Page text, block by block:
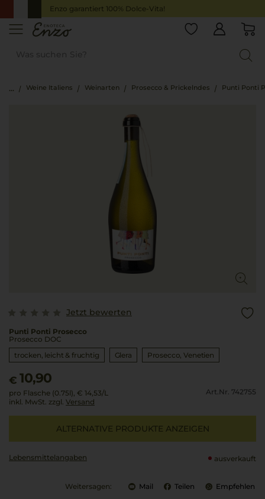
Enzo garantiert 100% Dolce-Vita!
Weine Italiens Weinarten Prosecco & Prickelndes Punti Ponti
Jetzt bewerten
Punti Ponti Prosecco
Prosecco DOC
trocken, leicht & fruchtig
Glera Prosecco Venetien
€ 10,90
pro Flasche (0.75l), € 14,53/L
inkl. MwSt. zzgl. Versand
Art.Nr. 742755
ALTERNATIVE PRODUKTE ANZEIGEN
Lebensmittel­angaben ausverkauft
Weitersagen: Mail Teilen Empfehlen